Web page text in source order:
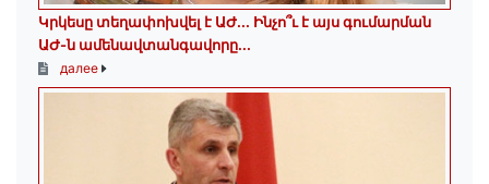
Կրկեսը տեղափոխվել է ԱԺ... Ինչո՞ւ է այս գումարման
ԱԺ-ն ամենավտանգավորը...
далее